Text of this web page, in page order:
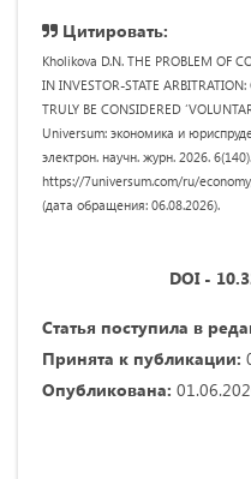
Цитировать:
Kholikova D.N. THE PROBLEM OF
IN INVESTOR-STATE
TRULY BE CONSIDERED
Universum: экономика и
электрон. научн. журн. 2026.
https://7universum.com/ru/
(дата обращения: 06.08.2026).
DOI -
Статья поступила в
Принята к публикации:
Опубликована: